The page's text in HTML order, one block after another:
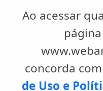
Ao acessar
concorda
de Uso e